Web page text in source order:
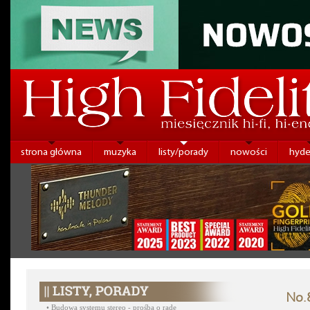
strona główna muzyka listy/porady nowości
• Budowa systemu stereo - prośba o radę